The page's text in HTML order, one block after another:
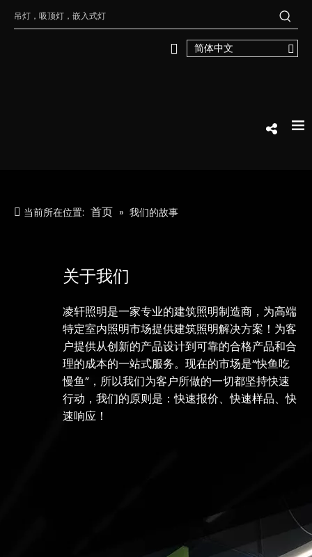
简体中文
当前所在位置: 首页 » 我们的故事
关于我们
凌轩照明是一家专业的建筑照明制造商，为高端
特定室内照明市场提供建筑照明解决方案！为客
户提供从创新的产品设计到可靠的合格产品和合
理的成本的一站式服务。现在的市场是“快鱼吃
慢鱼”，所以我们为客户所做的一切都坚持快速
行动，我们的原则是：快速报价、快速样品、快
速响应！